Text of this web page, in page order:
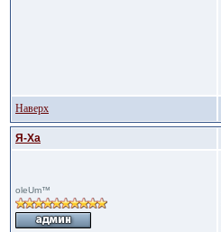
Наверх
Я-Ха
oleUm™